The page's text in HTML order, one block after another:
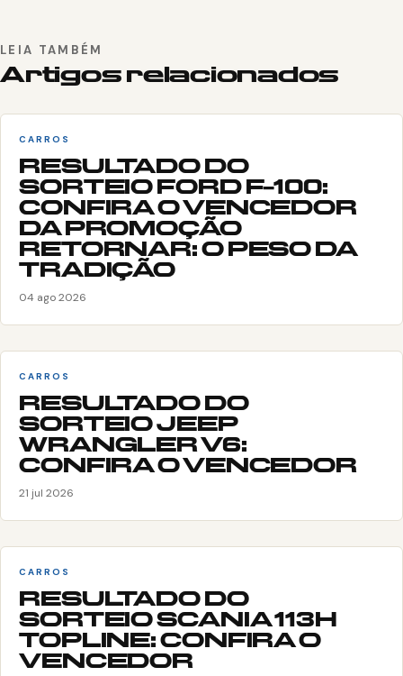
LEIA TAMBÉM
Artigos relacionados
CARROS
RESULTADO DO
SORTEIO FORD F-100:
CONFIRA O VENCEDOR
DA PROMOÇÃO
RETORNAR: O PESO DA
TRADIÇÃO
04 ago 2026
CARROS
RESULTADO DO
SORTEIO JEEP
WRANGLER V6:
CONFIRA O VENCEDOR
21 jul 2026
CARROS
RESULTADO DO
SORTEIO SCANIA 113H
TOPLINE: CONFIRA O
VENCEDOR